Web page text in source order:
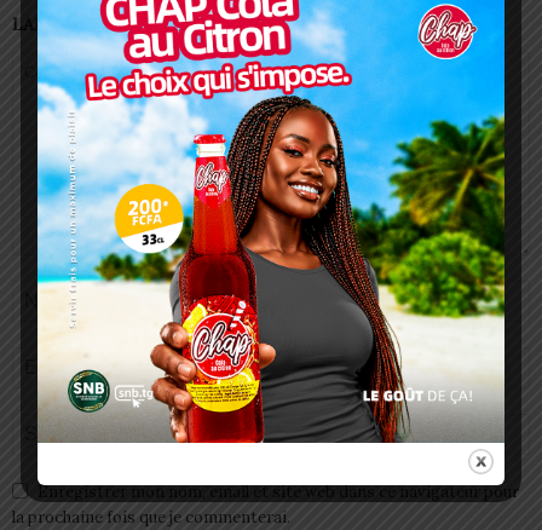
LAISSER UN COMMENTAIRE
Enregistrer mon nom, email et site web dans ce navigateur pour
la prochaine fois que je commenterai.